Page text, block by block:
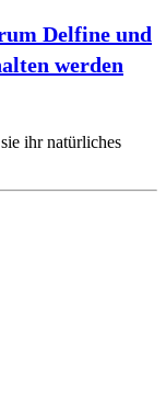
Delfine und
werden
ihr natürliches